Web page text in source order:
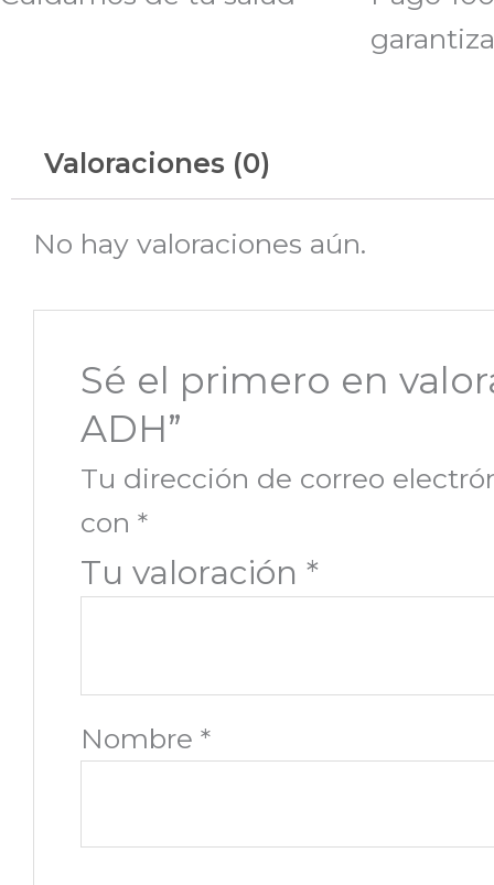
Valoraciones (0)
No hay valoraciones aún.
Sé el primero en
ADH”
Tu dirección de correo
con *
Tu valoración *
Nombre *